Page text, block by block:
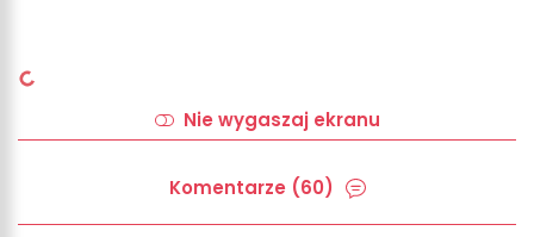
Nie wygaszaj ekranu
Komentarze (60)